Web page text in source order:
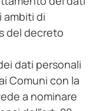
ambiti di
del decreto
dati personali
Comuni con la
a nominare